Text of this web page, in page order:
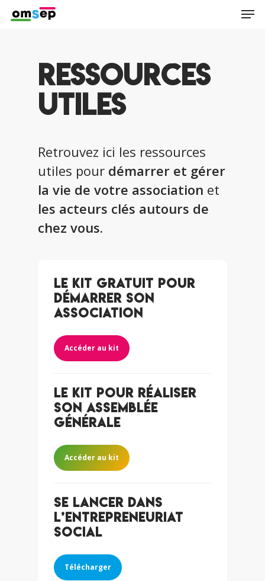
Skip
Ressources
utiles
Retrouvez ici les ressources
utiles pour démarrer et gérer
la vie de votre association et
les acteurs clés autours de
chez vous.
Le Kit gratuit pour
démarrer son
association
Accéder au kit
Le kit pour réaliser
son Assemblée
Générale
Accéder au kit
Se lancer dans
l’entrepreneuriat
social
Télécharger